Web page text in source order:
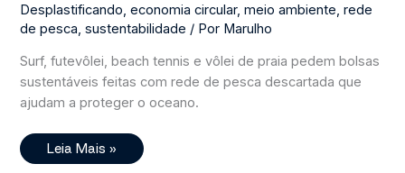
Desplastificando,economia circular,meio ambiente,rede
de pesca,sustentabilidade / Por Marulho
Surf, futevôlei, beach tennis e vôlei de praia pedem bolsas
sustentáveis feitas com rede de pesca descartada que
ajudam a proteger o oceano.
Esportes
Na
Leia Mais »